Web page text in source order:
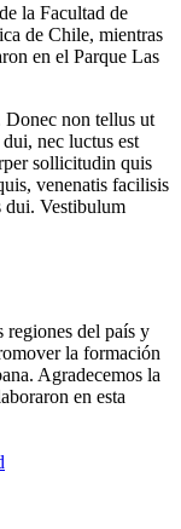
la Facultad de
de Chile, mientras
en el Parque Las
Donec non tellus ut
nec luctus est
sollicitudin quis
venenatis facilisis
dui. Vestibulum
regiones del país y
la formación
Agradecemos la
en esta